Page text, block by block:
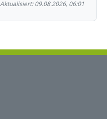
Aktualisiert: 09.08.2026, 06:01